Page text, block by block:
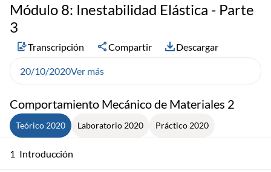
Comportamiento Mecánico de Materiales 2
Teórico 2020 Laboratorio 2020 Práctico 2020
1 Introducción
Módulo 8: Inestabilidad Elástica - Parte
3
Transcripción Compartir Descargar
20/10/2020Ver más